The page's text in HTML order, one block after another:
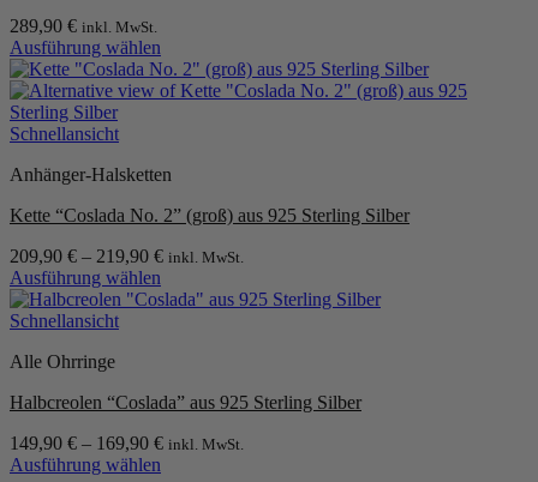
Produktseite
gewählt
werden
289,90 € inkl. MwSt.
Ausführung wählen
Dieses
Produkt
weist
mehrere
auf.
Optionen
auf
der
Produktseite
gewählt
Schnellansicht
Anhänger-Halsketten
Kette “Coslada No. 2” (groß) aus 925 Sterling Silber
209,90 € – 219,90 € inkl. MwSt.
Ausführung wählen
Dieses
Produkt
mehrere
auf.
Optionen
können
Schnellansicht
Alle Ohrringe
Halbcreolen “Coslada” aus 925 Sterling Silber
149,90 € – 169,90 € inkl. MwSt.
Ausführung wählen